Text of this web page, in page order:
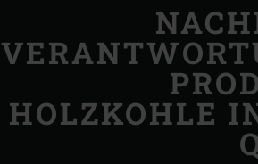
HOLZKOHLE